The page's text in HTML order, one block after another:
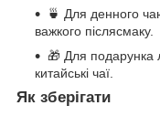
🍵 Для денного
важкого післясмаку.
🎁 Для подарунка
китайські чаї.
Як зберігати